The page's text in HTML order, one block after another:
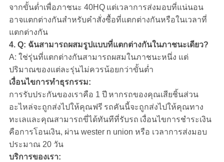
จากขั้นต่ำเพื่อภาชนะ 40HQ แต่เวลาการส่งมอบที่แน่นอน
อาจแตกต่างกันสำหรับคำสั่งซื้อที่แตกต่างกันหรือในเวลาที่
แตกต่างกัน
4. Q: ฉันสามารถผสมรูปแบบที่แตกต่างกันในภาชนะเดียว?
A: ใช่รุ่นที่แตกต่างกันสามารถผสมในภาชนะหนึ่ง แต่
ปริมาณของแต่ละรุ่นไม่ควรน้อยกว่าขั้นต่ำ
เงื่อนไขการทำธุรกรรม:
การรับประกันของเราคือ 1 ปี หากรถของคุณเสียชิ้นส่วน
อะไหล่จะถูกส่งไปให้คุณฟรี รถคันนี้จะถูกส่งไปให้คุณทาง
ทะเลและคุณสามารถขี่ได้ทันทีที่รับรถ เงื่อนไขการชำระเงิน
คือการโอนเงิน, ผ่าน wester n union หรือ เวลาการส่งมอบ
ประมาณ 20 วัน
บริการของเรา: